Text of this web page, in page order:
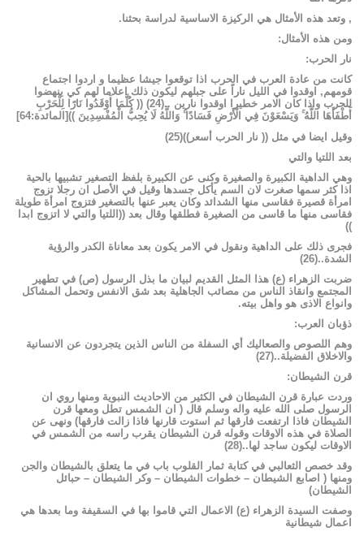
, وتعد هذه الأمثال هي الركيزة الاساسية لدراسة بحثنا.
ومن هذه الأمثال:
نار
الحرب:
كانت من عادة العرب في الحرب اذا توقعوا جيشا عظيما و اردوا
اجتماع
قومهم, اوقدوا في الليل ناراً على جبلهم ليكون ذلك اعلاما لهم كي ينهضوا
للحرب واذا كان الامر خطيرا اوقدوا نارين ..
(
24
)
(( كُلَّمَا أَوْقَدُوا نَارًا
لِلْحَرْبِ
أَطْفَأَهَا اللَّهُ ۚ وَيَسْعَوْنَ فِي الْأَرْضِ فَسَادًا ۚ وَاللَّهُ لَا يُحِبُّ الْمُفْسِدِينَ ))
[ المائدة:64]
وقيل
ايضا في مثل (( نار الحرب أسعر))(25
)
بعد اللتيا والتي
وهي الداهية الكبيرة والصغيرة وكنى عن الكبيرة بلفظ التصغير تشبيها بالحية
اذا كثر سمها صغرت لان السم يأكل جسدها وقيل في الأصل ان رجلا تزوج
امرأة قصيرة فقاسى منها الشدائد وكان يعبر عنها بالتصغير فتزوج امرأة طويلة
فقاسى منها ما قاسى من الصغيرة فطلقها وقال بعد ((اللتيا والتي لا اتزوج
ابدا
))
فجرى ذلك على الداهية ونقول في الامر يكون بعد معاناة الكدر والرؤية
الشدة..
(
26
)
ضربت الزهراء (ع) هذا المثل القديم لبيان ما بذل الرسول (ص) في تطهير
المجتمع وانقاذ الناس من مصائب الجاهلية بعد شق الانفس وتحمل المشاكل
وانواع الاذى هو واهل بيته.
ذؤبان العرب:
وهم اللصوص والصعاليك أي السفلة من الناس الذين يتجردون عن الانسانية
والاخلاق الفضيلة..
(
27
)
قرن الشيطان:
وردت عبارة قرن الشيطان في الكثير من الاحاديث النبوية ومنها روي
ان
الرسول صلى الله عليه واله وسلم قال ( ان الشمس تطل ومعها قرن
الشيطان فاذا ارتفعت فارقها ثم استوت قارنها فاذا زالت فارقها) ونهى عن
الصلاة في هذه الاوقات وقوله قرن الشيطان يقرب راسه من الشمس في
الاوقات ليكون ساجد لها..
(
28
)
وقد خصص الثعالبي في كتابة ثمار القلوب باب في ما يتعلق بالشيطان والجن
ومنها ( اصابع الشيطان – خطوات الشيطان – وكر الشيطان – حبائل
الشيطان)
وصفت السيدة الزهراء (ع) الاعمال التي قاموا بها في السقيفة وما بعدها هي
اعمال شيطانية